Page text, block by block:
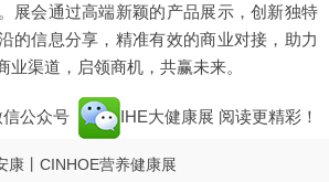
展会通过高端新颖的产品展示，创新独特
的信息分享，精准有效的商业对接，助力
业渠道，启领商机，共赢未来。
公众号 IHE大健康展 阅读更精彩！
康丨CINHOE营养健康展